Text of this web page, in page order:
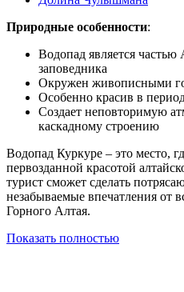
Природные особенности:
Водопад является частью
заповедника
Окружен живописными
Особенно красив в
Создает неповторимую
каскадному строению
Водопад Куркуре – это место,
первозданной красотой
турист сможет сделать
незабываемые впечатления от
Горного Алтая.
Показать полностью